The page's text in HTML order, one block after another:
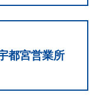
都宮営業所